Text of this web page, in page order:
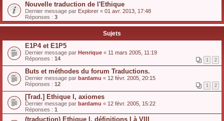
Nouvelle traduction de l'Ethique
Dernier message par Explorer « 01 avr. 2013, 17:48
Réponses : 3
Sujets
E1P4 et E1P5
Dernier message par Henrique « 11 mars 2005, 11:19
Réponses : 14 1 2
Buts et méthodes du forum Traductions.
Dernier message par bardamu « 12 févr. 2005, 20:15
Réponses : 12 1 2
[Trad.] Ethique I, axiomes
Dernier message par bardamu « 12 févr. 2005, 15:22
Réponses : 1
(traduction) Ethique I, définitions I à VIII